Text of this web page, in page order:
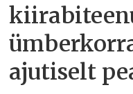
ajutiselt